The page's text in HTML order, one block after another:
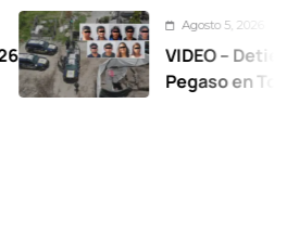
Agosto 5, 2026
VIDEO – Detienen a
Pegaso en Toluca